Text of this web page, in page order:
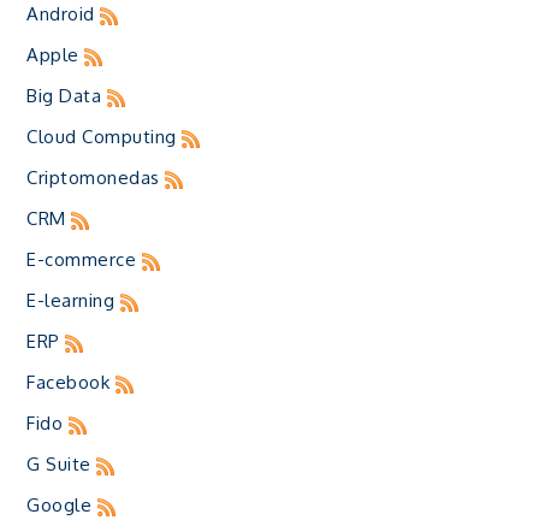
Android
Apple
Big Data
Cloud Computing
Criptomonedas
CRM
E-commerce
E-learning
ERP
Facebook
Fido
G Suite
Google